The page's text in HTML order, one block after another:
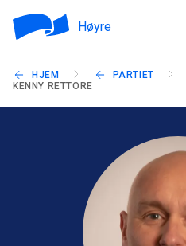
Høyre
HJEM PARTIET
KENNY RETTORE